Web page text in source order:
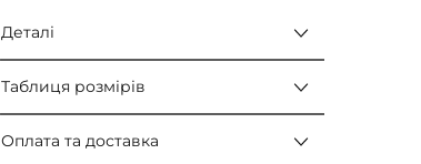
Деталі
Таблиця розмірів
Оплата та доставка